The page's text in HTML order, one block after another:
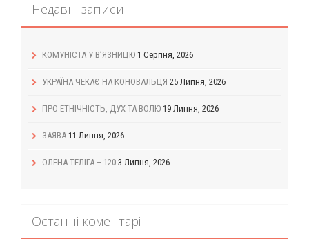
Недавні записи
КОМУНІСТА У В’ЯЗНИЦЮ 1 Серпня, 2026
УКРАЇНА ЧЕКАЄ НА КОНОВАЛЬЦЯ 25 Липня, 2026
ПРО ЕТНІЧНІСТЬ, ДУХ ТА ВОЛЮ 19 Липня, 2026
ЗАЯВА 11 Липня, 2026
ОЛЕНА ТЕЛІГА – 120 3 Липня, 2026
Останні коментарі